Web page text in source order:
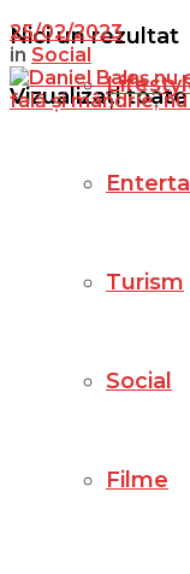
Nici un rezultat
Vizualizați
Turism
Social
Filme
25/02/2023
in Social